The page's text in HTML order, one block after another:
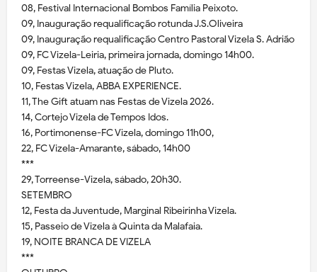
08, Festival Internacional Bombos Família Peixoto.
09, Inauguração requalificação rotunda J.S.Oliveira
09, Inauguração requalificação Centro Pastoral Vizela S. Adrião
09, FC Vizela-Leiria, primeira jornada, domingo 14h00.
09, Festas Vizela, atuação de Pluto.
10, Festas Vizela, ABBA EXPERIENCE.
11, The Gift atuam nas Festas de Vizela 2026.
14, Cortejo Vizela de Tempos Idos.
16, Portimonense-FC Vizela, domingo 11h00,
22, FC Vizela-Amarante, sábado, 14h00
***
29, Torreense-Vizela, sábado, 20h30.
SETEMBRO
12, Festa da Juventude, Marginal Ribeirinha Vizela.
15, Passeio de Vizela à Quinta da Malafaia.
19, NOITE BRANCA DE VIZELA
***